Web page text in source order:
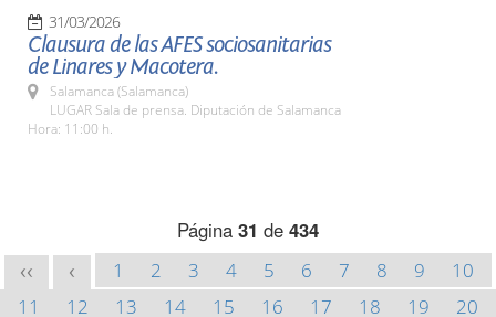
31/03/2026
Clausura de las AFES sociosanitarias
de Linares y Macotera.
Salamanca (Salamanca)
LUGAR Sala de prensa. Diputación de Salamanca
Hora: 11:00 h.
Página 31 de 434
<< < 1 2 3 4 5 6 7 8 9
10
11
12 13 14 15 16 17 18 19
20